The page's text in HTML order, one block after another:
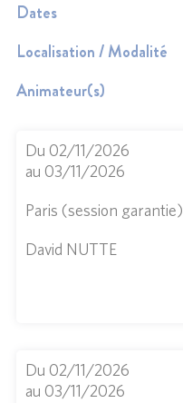
Dates
Localisation / Modalité
Animateur(s)
Du 02/11/2026
au 03/11/2026
Paris (session garantie)
David NUTTE
Du 02/11/2026
au 03/11/2026